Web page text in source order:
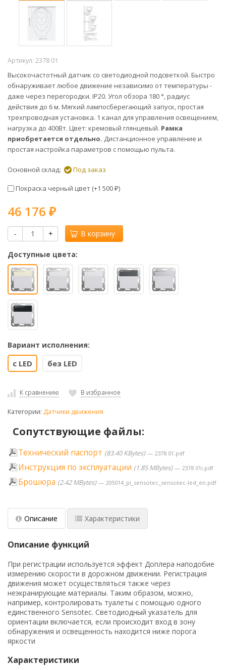
Артикул: 2378 01
Высокочастотный датчик со светодиодной подсветкой. Быстро
обнаруживает любое движение независимо от температуры -
даже через перегородки. IP20. Угол обзора 180 °, радиус
действия до 6 м. Мягкий лампосберегающий запуск, простая
трехпроводная установка. 1 канал для управления освещением,
нагрузка до 400Вт. Цвет: кремовый глянцевый. Рамка
приобретается отдельно. Дистанционное управление и
простая настройка параметров с помощью пульта.
Основной склад: Под заказ
Покраска черный цвет (+1 500 ₽)
46 176 ₽
- + В корзину
Доступные цвета:
Вариант исполнения:
с LED без LED
К сравнению В избранное
Категории: Датчики движения
Сопутствующие файлы:
Технический паспорт 83.40 KBytes 2378 01.pdf
Инструкция по эксплуатации 1.85 MBytes 2378 01i.pdf
Брошюра 2.42 MBytes 205014_pi_sensotec_sensotec-led_en.pdf
Описание Характеристики
Описание функций
При регистрации используется эффект Доплера наподобие
измерению скорости в дорожном движении. Регистрация
движения может осуществляться также через
неэкранирующие материалы. Таким образом, можно,
например, контролировать туалеты с помощью одного
единственного Sensotec. Светодиодный указатель для
ориентации включается, если происходит вход в зону
обнаружения и освещенность находится ниже порога
яркости
Характеристики